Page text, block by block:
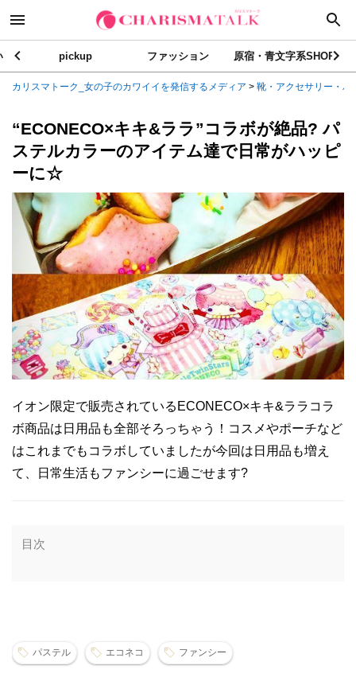
pickup ファッション 原宿・青文字系SHOP
カリスマトーク_女の子のカワイイを発信するメディア > 靴・アクセサリー・バ
“ECONECO×キキ&ララ”コラボが絶品? パ
ステルカラーのアイテム達で日常がハッピ
ーに☆
イオン限定で販売されているECONECO×キキ&ララコラ
ボ商品は日用品も全部そろっちゃう！コスメやポーチなど
はこれまでもコラボしていましたが今回は日用品も増え
て、日常生活もファンシーに過ごせます?
目次
パステル エコネコ ファンシー